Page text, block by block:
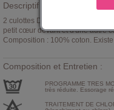
Descriptif :
2 culottes Donise
.
petit cœur devant et d'une autre
Composition : 100% coton.
Composition et Entretien :
PROGRAMME TRES
très réduite. Essorage
TRAITEMENT DE